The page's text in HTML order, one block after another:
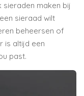
sieraden maken bij
sieraad wilt
beheersen of
is altijd een
past.